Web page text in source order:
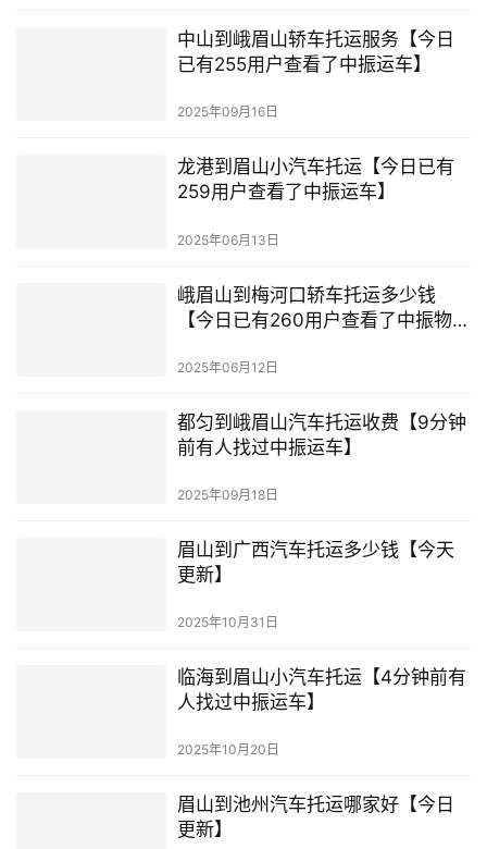
中山到峨眉山轿车托运服务【今日
已有255用户查看了中振运车】
2025年09月16日
龙港到眉山小汽车托运【今日已有
259用户查看了中振运车】
2025年06月13日
峨眉山到梅河口轿车托运多少钱
【今日已有260用户查看了中振物
2025年06月12日
都匀到峨眉山汽车托运收费【9分钟
前有人找过中振运车】
2025年09月18日
眉山到广西汽车托运多少钱【今天
更新】
2025年10月31日
临海到眉山小汽车托运【4分钟前有
人找过中振运车】
2025年10月20日
眉山到池州汽车托运哪家好【今日
更新】